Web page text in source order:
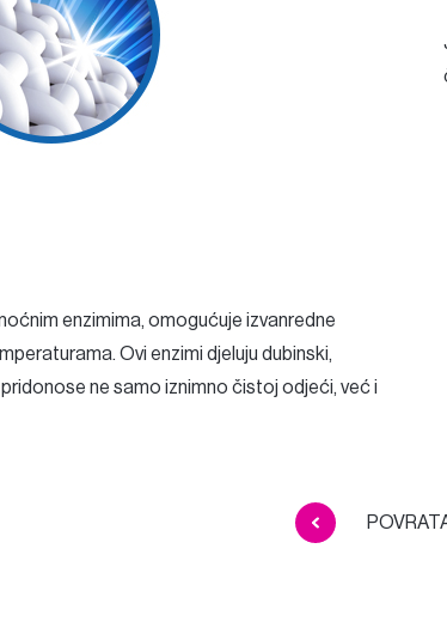
enzimima, omogućuje izvanredne
Ovi enzimi djeluju dubinski,
ne samo iznimno čistoj odjeći, već i